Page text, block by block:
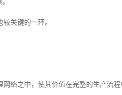
关键的一环。
络之中，使其价值在完整的生产流